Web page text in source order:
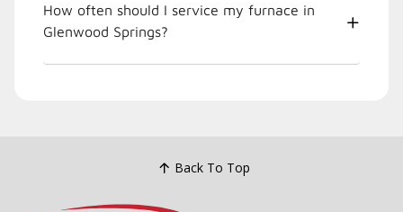
How often should I service my furnace in
Glenwood Springs?
Back To Top